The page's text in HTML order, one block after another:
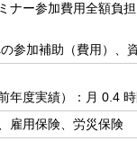
ナー参加費用全額負
参加補助（費用）、
年度実績）：月 0.4
雇用保険、労災保険